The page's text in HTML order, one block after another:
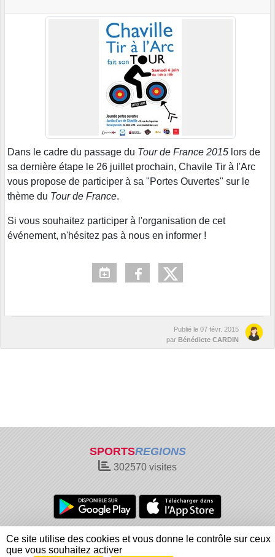
Dans le cadre du passage du Tour de France 2015 lors de
sa dernière étape le 26 juillet prochain, Chavile Tir à l'Arc
vous propose de participer à sa "Portes Ouvertes" sur le
thème du Tour de France.
Si vous souhaitez participer à l'organisation de cet
événement, n'hésitez pas à nous en informer !
Publié le 07 févr. 2015
par Bénédicte CARDIN
SPORTSREGIONS
302570 visites
Charte cookies
Gestion des cookies
Informations légales
Signaler un contenu inapproprié
Ce site utilise des cookies et vous donne le contrôle sur ceux
que vous souhaitez activer